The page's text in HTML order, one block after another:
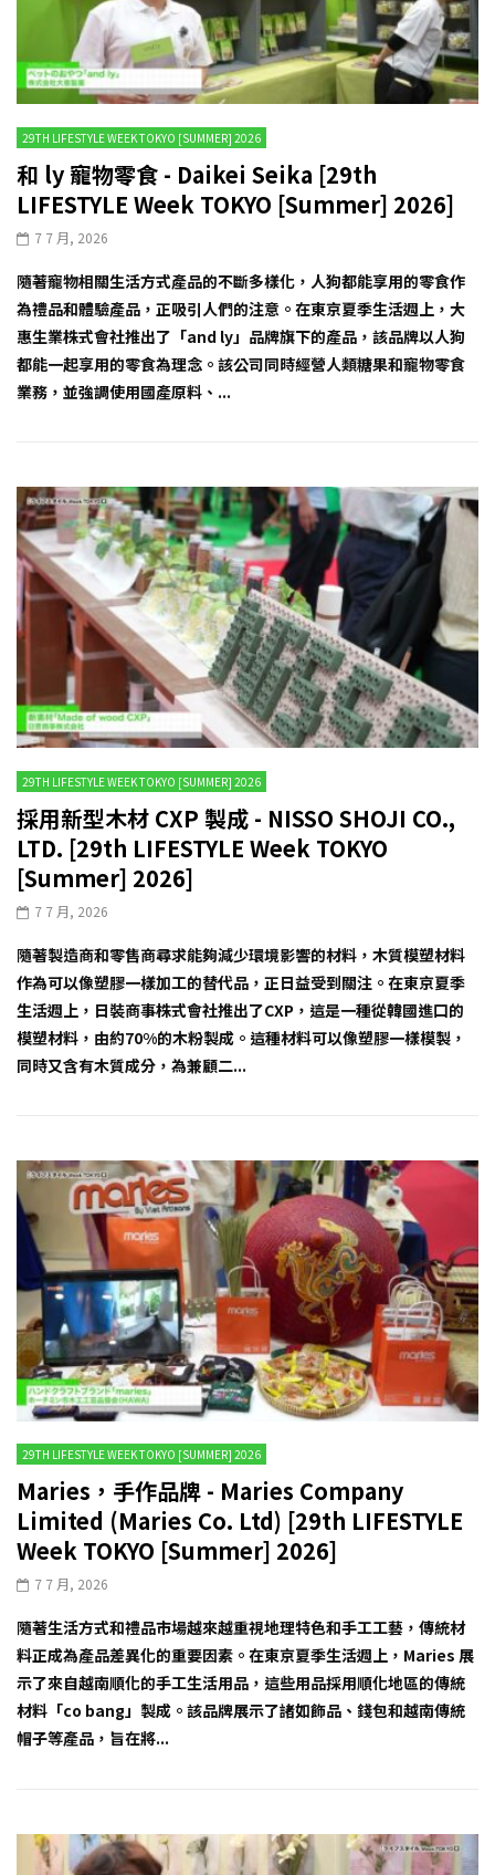
29TH LIFESTYLE WEEK TOKYO [SUMMER] 2026
和 ly 寵物零食 - Daikei Seika [29th
LIFESTYLE Week TOKYO [Summer] 2026]
7 7 月, 2026
隨著寵物相關生活方式產品的不斷多樣化，人狗都能享用的零食作
為禮品和體驗產品，正吸引人們的注意。在東京夏季生活週上，大
惠生業株式會社推出了「and ly」品牌旗下的產品，該品牌以人狗
都能一起享用的零食為理念。該公司同時經營人類糖果和寵物零食
業務，並強調使用國產原料、...
29TH LIFESTYLE WEEK TOKYO [SUMMER] 2026
採用新型木材 CXP 製成 - NISSO SHOJI CO.,
LTD. [29th LIFESTYLE Week TOKYO
[Summer] 2026]
7 7 月, 2026
隨著製造商和零售商尋求能夠減少環境影響的材料，木質模塑材料
作為可以像塑膠一樣加工的替代品，正日益受到關注。在東京夏季
生活週上，日裝商事株式會社推出了CXP，這是一種從韓國進口的
模塑材料，由約70%的木粉製成。這種材料可以像塑膠一樣模製，
同時又含有木質成分，為兼顧二...
29TH LIFESTYLE WEEK TOKYO [SUMMER] 2026
Maries，手作品牌 - Maries Company
Limited (Maries Co. Ltd) [29th LIFESTYLE
Week TOKYO [Summer] 2026]
7 7 月, 2026
隨著生活方式和禮品市場越來越重視地理特色和手工工藝，傳統材
料正成為產品差異化的重要因素。在東京夏季生活週上，Maries 展
示了來自越南順化的手工生活用品，這些用品採用順化地區的傳統
材料「co bang」製成。該品牌展示了諸如飾品、錢包和越南傳統
帽子等產品，旨在將...